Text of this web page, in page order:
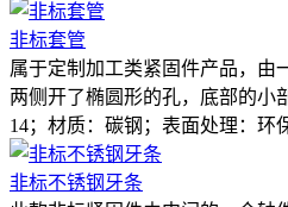
非标套管
属于定制加工类紧固件产品，由
两侧开了椭圆形的孔，底部的小
14；材质：碳钢；表面处理：环
非标不锈钢牙条